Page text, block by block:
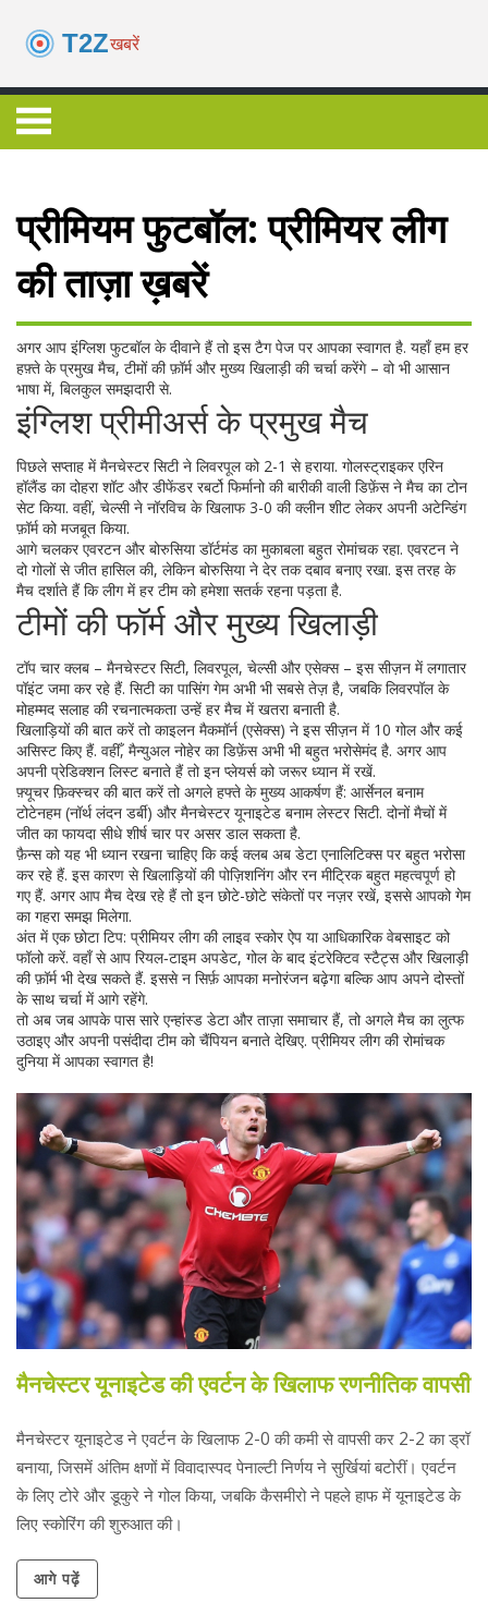
प्रीमियम फुटबॉल: प्रीमियर लीग
की ताज़ा ख़बरें
अगर आप इंग्लिश फुटबॉल के दीवाने हैं तो इस टैग पेज पर आपका स्वागत है. यहाँ हम हर
हफ़्ते के प्रमुख मैच, टीमों की फ़ॉर्म और मुख्य खिलाड़ी की चर्चा करेंगे – वो भी आसान
भाषा में, बिलकुल समझदारी से.
इंग्लिश प्रीमीअर्स के प्रमुख मैच
पिछले सप्ताह में मैनचेस्टर सिटी ने लिवरपूल को 2-1 से हराया. गोलस्ट्राइकर एरिन
हॉलैंड का दोहरा शॉट और डीफेंडर रबर्टो फिर्मानो की बारीकी वाली डिफ़ेंस ने मैच का टोन
सेट किया. वहीं, चेल्सी ने नॉरविच के खिलाफ 3-0 की क्लीन शीट लेकर अपनी अटेन्डिंग
फ़ॉर्म को मजबूत किया.
आगे चलकर एवरटन और बोरुसिया डॉर्टमंड का मुकाबला बहुत रोमांचक रहा. एवरटन ने
दो गोलों से जीत हासिल की, लेकिन बोरुसिया ने देर तक दबाव बनाए रखा. इस तरह के
मैच दर्शाते हैं कि लीग में हर टीम को हमेशा सतर्क रहना पड़ता है.
टीमों की फॉर्म और मुख्य खिलाड़ी
टॉप चार क्लब – मैनचेस्टर सिटी, लिवरपूल, चेल्सी और एसेक्स – इस सीज़न में लगातार
पॉइंट जमा कर रहे हैं. सिटी का पासिंग गेम अभी भी सबसे तेज़ है, जबकि लिवरपॉल के
मोहम्मद सलाह की रचनात्मकता उन्हें हर मैच में खतरा बनाती है.
खिलाड़ियों की बात करें तो काइलन मैकमॉर्न (एसेक्स) ने इस सीज़न में 10 गोल और कई
असिस्ट किए हैं. वहीँ, मैन्युअल नोहेर का डिफ़ेंस अभी भी बहुत भरोसेमंद है. अगर आप
अपनी प्रेडिक्शन लिस्ट बनाते हैं तो इन प्लेयर्स को जरूर ध्यान में रखें.
फ़्यूचर फ़िक्स्चर की बात करें तो अगले हफ्ते के मुख्य आकर्षण हैं: आर्सेनल बनाम
टोटेनहम (नॉर्थ लंदन डर्बी) और मैनचेस्टर यूनाइटेड बनाम लेस्टर सिटी. दोनों मैचों में
जीत का फायदा सीधे शीर्ष चार पर असर डाल सकता है.
फ़ैन्स को यह भी ध्यान रखना चाहिए कि कई क्लब अब डेटा एनालिटिक्स पर बहुत भरोसा
कर रहे हैं. इस कारण से खिलाड़ियों की पोज़िशनिंग और रन मीट्रिक बहुत महत्वपूर्ण हो
गए हैं. अगर आप मैच देख रहे हैं तो इन छोटे-छोटे संकेतों पर नज़र रखें, इससे आपको गेम
का गहरा समझ मिलेगा.
अंत में एक छोटा टिप: प्रीमियर लीग की लाइव स्कोर ऐप या आधिकारिक वेबसाइट को
फॉलो करें. वहाँ से आप रियल‑टाइम अपडेट, गोल के बाद इंटरेक्टिव स्टैट्स और खिलाड़ी
की फ़ॉर्म भी देख सकते हैं. इससे न सिर्फ़ आपका मनोरंजन बढ़ेगा बल्कि आप अपने दोस्तों
के साथ चर्चा में आगे रहेंगे.
तो अब जब आपके पास सारे एन्हांस्ड डेटा और ताज़ा समाचार हैं, तो अगले मैच का लुत्फ
उठाइए और अपनी पसंदीदा टीम को चैंपियन बनाते देखिए. प्रीमियर लीग की रोमांचक
दुनिया में आपका स्वागत है!
मैनचेस्टर यूनाइटेड की एवर्टन के खिलाफ रणनीतिक वापसी
मैनचेस्टर यूनाइटेड ने एवर्टन के खिलाफ 2-0 की कमी से वापसी कर 2-2 का ड्रॉ
बनाया, जिसमें अंतिम क्षणों में विवादास्पद पेनाल्टी निर्णय ने सुर्खियां बटोरीं। एवर्टन
के लिए टोरे और डूकुरे ने गोल किया, जबकि कैसमीरो ने पहले हाफ में यूनाइटेड के
लिए स्कोरिंग की शुरुआत की।
आगे पढ़ें